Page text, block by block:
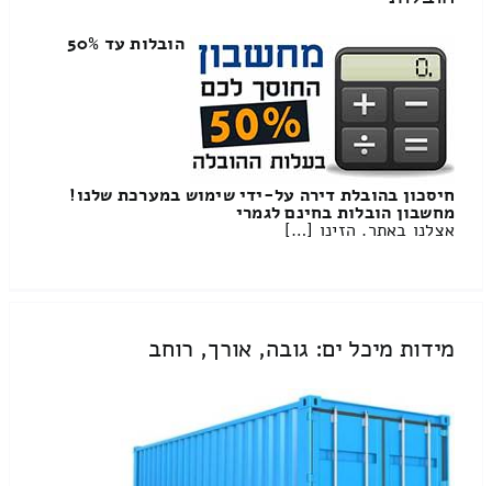
הובלות עד 50%
חיסכון בהובלת דירה על-ידי שימוש במערכת שלנו!
מחשבון הובלות בחינם לגמרי
אצלנו באתר. הזינו […]
מידות מיכל ים: גובה, אורך, רוחב